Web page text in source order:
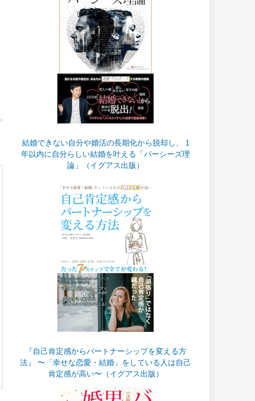
結婚できない自分や婚活の長期化から脱却し、 1
年以内に自分らしい結婚を叶える「パーシーズ理
論」（イグアス出版）
『自己肯定感からパートナーシップを変える方
法』 〜「幸せな恋愛・結婚」をしている人は自己
肯定感が高い〜（イグアス出版）